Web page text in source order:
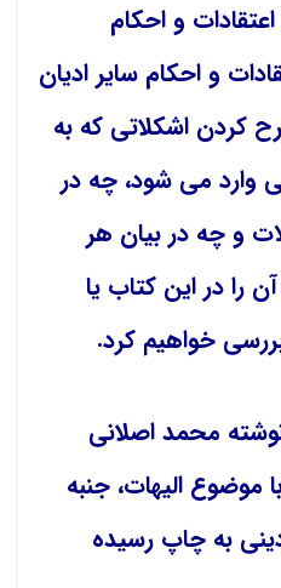
و احکام
و احکام سایر ادیان
کردن اشکلاتی که به
وارد می شود، چه در
و چه در بیان هر
را در این کتاب یا
خواهیم کرد.
اندیشه اسلامی 1 نوشته محمد اصلانی
موضوع الیهات، جنبه
به چاپ رسیده